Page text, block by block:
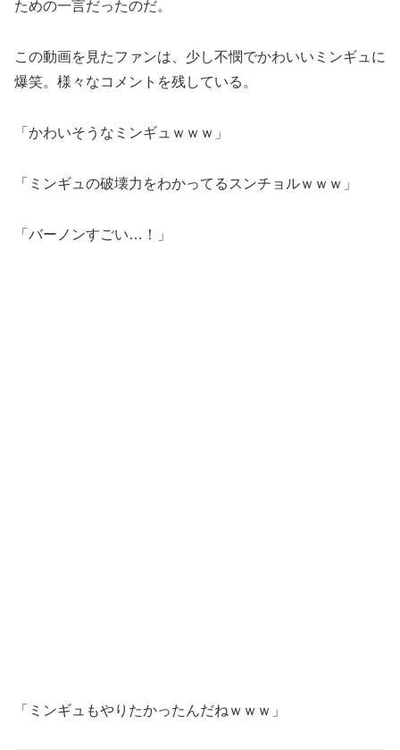
ための一言だったのだ。
この動画を見たファンは、少し不憫でかわいいミンギュに
爆笑。様々なコメントを残している。
「かわいそうなミンギュｗｗｗ」
「ミンギュの破壊力をわかってるスンチョルｗｗｗ」
「バーノンすごい…！」
「ミンギュもやりたかったんだねｗｗｗ」